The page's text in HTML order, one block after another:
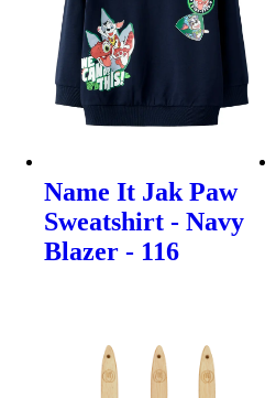
Name It Jak Paw
Sweatshirt - Navy
Blazer - 116